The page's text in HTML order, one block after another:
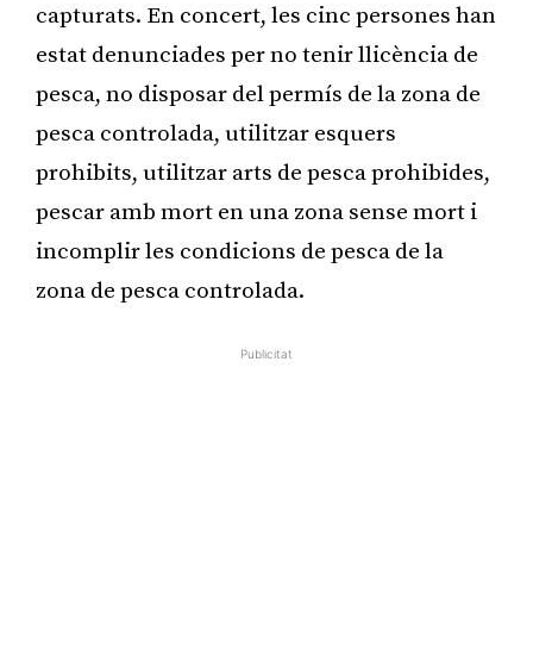
capturats. En concert, les cinc persones han
estat denunciades per no tenir llicència de
pesca, no disposar del permís de la zona de
pesca controlada, utilitzar esquers
prohibits, utilitzar arts de pesca prohibides,
pescar amb mort en una zona sense mort i
incomplir les condicions de pesca de la
zona de pesca controlada.
Publicitat